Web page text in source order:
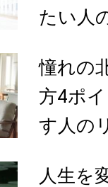
たい人
憧れの
方4ポ
す人の
人生を